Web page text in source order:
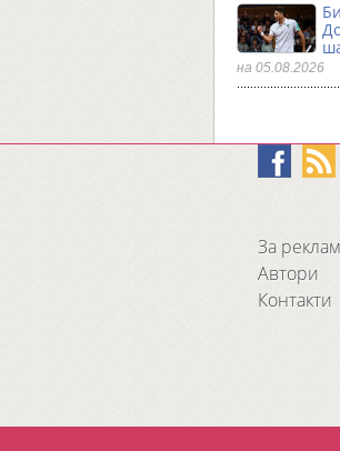
на 05.08.2026
За
Автори
Контакти